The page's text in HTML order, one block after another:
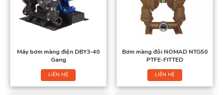
Máy bơm màng điện DBY3-40
Gang
LIÊN HỆ
Bơm màng đôi NOMAD NTG50
PTFE-FITTED
LIÊN HỆ